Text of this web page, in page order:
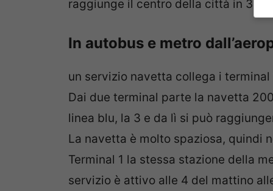
raggiunge il centro della città in 30
In autobus e metro
un servizio navetta collega i
Dai due terminal parte la navetta
linea blu, la 3 e da lì si può
La navetta è molto spaziosa, quindi
Terminal 1 la stessa stazione della
servizio è attivo alle 4 del mattino